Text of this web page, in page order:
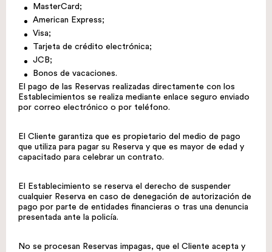
MasterCard;
American Express;
Visa;
Tarjeta de crédito electrónica;
JCB;
Bonos de vacaciones.
El pago de las Reservas realizadas directamente con los
Establecimientos se realiza mediante enlace seguro enviado
por correo electrónico o por teléfono.
El Cliente garantiza que es propietario del medio de pago
que utiliza para pagar su Reserva y que es mayor de edad y
capacitado para celebrar un contrato.
El Establecimiento se reserva el derecho de suspender
cualquier Reserva en caso de denegación de autorización de
pago por parte de entidades financieras o tras una denuncia
presentada ante la policía.
No se procesan Reservas impagas, que el Cliente acepta y